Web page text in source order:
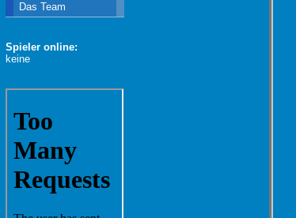
Das Team
Spieler online:
keine